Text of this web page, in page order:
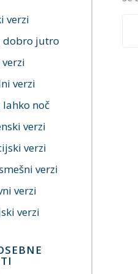
verzi
dobro jutro
verzi
lahko noč
verzi
verzi
verzi
verzi
verzi